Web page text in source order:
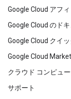
Google Cloud アフ
Google Cloud のド
Google Cloud クイ
Google Cloud
クラウド コンピュ
サポート